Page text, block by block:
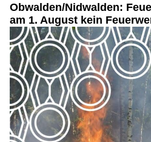
Obwalden/Nidwalden:
am 1. August kein